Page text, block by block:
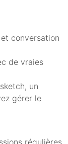
conversation
de vraies
un
gérer le
régulières